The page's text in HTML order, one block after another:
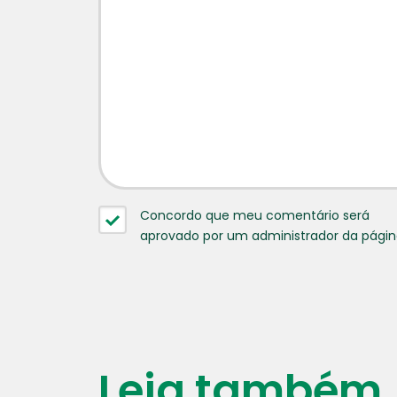
Concordo que meu comentário será
aprovado por um administrador da